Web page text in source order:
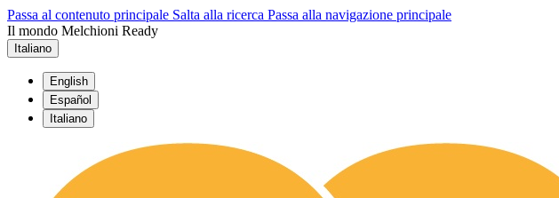
Passa al contenuto principale Salta alla ricerca Passa alla navigazione principale
Il mondo Melchioni Ready
Italiano
English
Español
Italiano